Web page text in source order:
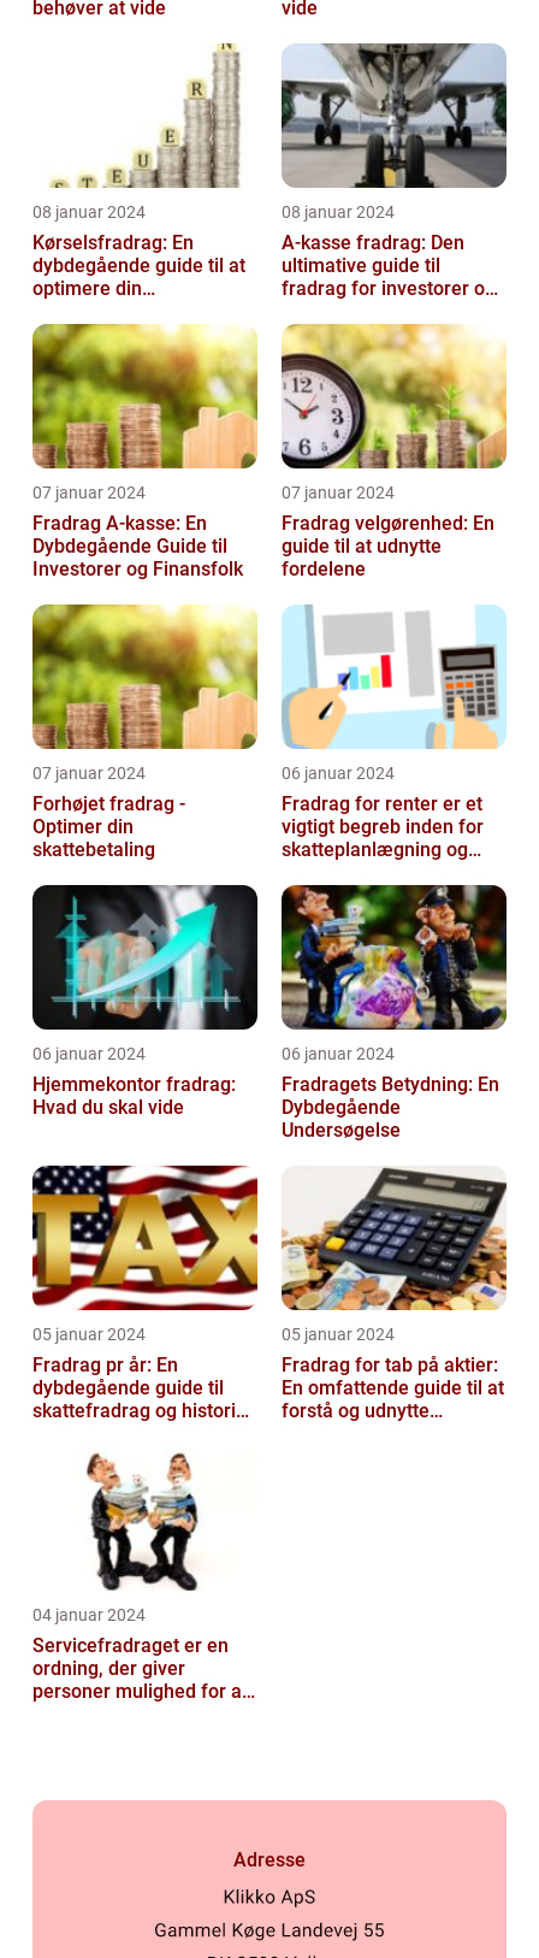
behøver at vide vide
08 januar 2024
Kørselsfradrag: En
dybdegående guide til at
optimere din
08 januar 2024
A-kasse fradrag: Den
ultimative guide til
fradrag for investorer og
07 januar 2024
Fradrag A-kasse: En
Dybdegående Guide til
Investorer og Finansfolk
07 januar 2024
Fradrag velgørenhed: En
guide til at udnytte
fordelene
07 januar 2024
Forhøjet fradrag -
Optimer din
skattebetaling
06 januar 2024
Fradrag for renter er et
vigtigt begreb inden for
skatteplanlægning og
06 januar 2024
Hjemmekontor fradrag:
Hvad du skal vide
06 januar 2024
Fradragets Betydning: En
Dybdegående
Undersøgelse
05 januar 2024
Fradrag pr år: En
dybdegående guide til
skattefradrag og historisk
05 januar 2024
Fradrag for tab på aktier:
En omfattende guide til at
forstå og udnytte
04 januar 2024
Servicefradraget er en
ordning, der giver
personer mulighed for at
Adresse